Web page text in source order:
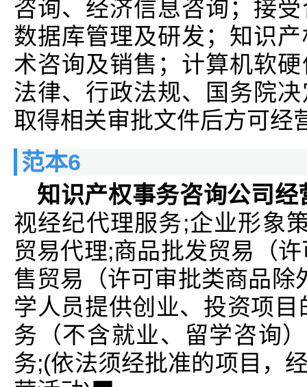
咨询、经济信息咨询；接
数据库管理及研发；知识
术咨询及销售；计算机软
法律、行政法规、国务院
取得相关审批文件后方可经
范本6
知识产权事务咨询公司经
视经纪代理服务;企业形象
贸易代理;商品批发贸易（
售贸易（许可审批类商品除
学人员提供创业、投资项
务（不含就业、留学咨询
务;(依法须经批准的项目，